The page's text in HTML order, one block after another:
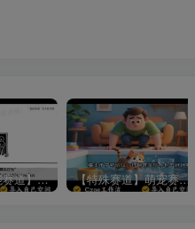
【火柴人万能赛道】火柴人心理学智能文案视频丨扣子工作流智能体搭建coze工作流 【特殊赛道】萌宠赛道宠物知识科普讲解丨扣子工作流智能体搭建coze工作流